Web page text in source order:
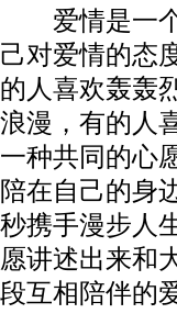
爱情是一个
己对爱情的态
的人喜欢轰轰
浪漫，有的人
一种共同的心
陪在自己的身
秒携手漫步人
愿讲述出来和
段互相陪伴的